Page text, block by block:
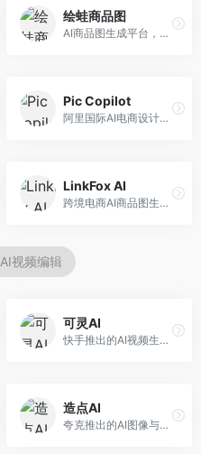
绘蛙商品图
AI商品图生成平台，支持模特换装和场景生成。面向电商卖家，提供商品上身效果展示、场景化商品图生成等服务，电商营销效果显著。
Pic Copilot
阿里国际AI电商设计工具，专注于跨境电商。面向跨境电商卖家，提供商品图优化、营销海报生成、多语言适配等服务，海外市场适配性强。
LinkFox AI
跨境电商AI商品图生成工具。面向跨境电商卖家，支持多语言商品图生成、模特替换、场景优化等服务，适配海外电商平台需求。
AI视频编辑
可灵AI
快手推出的AI视频生成平台，支持文生视频和图生视频，可生成长达2分钟的高质量视频内容。面向短视频创作者和营销人员，操作简便，生成效果逼真，适合商业推广和创意表达。
造点AI
夸克推出的AI图像与视频创作平台。面向普通用户和内容创作者，提供文生图、文生视频等功能，操作简便，与夸克生态深度整合。